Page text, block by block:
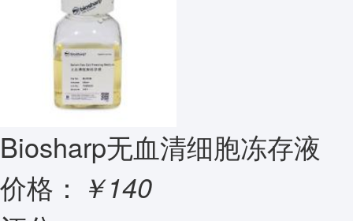
Biosharp无血清细胞冻存液
价格： ￥140